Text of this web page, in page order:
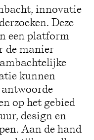
innovatie
Deze
een platform
de manier
kunnen
op het gebied
design en
Aan de hand